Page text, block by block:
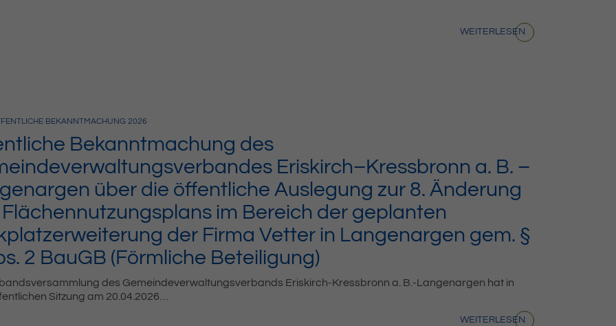
WEITERLESEN
Bekanntmachung des
Eriskirch–Kressbronn a. B. –
über die öffentliche Auslegung zur 8. Änderung
im Bereich der geplanten
der Firma Vetter in Langenargen gem. §
2 BauGB (Förmliche Beteiligung)
BEKANNTMACHUNG 2026
des Gemeindeverwaltungsverbands Eriskirch-Kressbronn a. B.-Langenargen hat in
Sitzung am 20.04.2026…
WEITERLESEN